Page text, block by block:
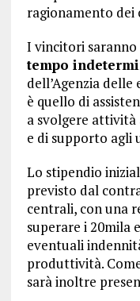
ragionamento dei
I vincitori saranno
tempo
dell’Agenzia
è quello di
a svolgere
e di supporto agli
Lo stipendio
previsto dal
centrali, con una
superare i 20mila
eventuali
produttività.
sarà inoltre